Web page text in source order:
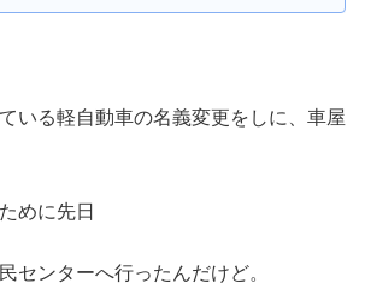
いる軽自動車の名義変更をしに、車屋
めに先日
センターへ行ったんだけど。